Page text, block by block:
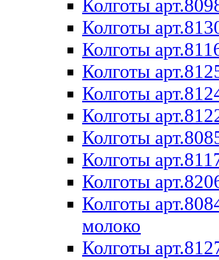
Колготы
Колготы
Колготы
Колготы
Колготы
Колготы
Колготы
Колготы
Колготы
Колготы
молоко
Колготы